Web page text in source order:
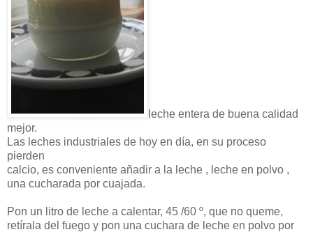
leche entera de buena calidad
mejor.
Las leches industriales de hoy en día, en su proceso
pierden
calcio, es conveniente añadir a la leche , leche en polvo ,
una cucharada por cuajada.
Pon un litro de leche a calentar, 45 /60 º, que no queme,
retírala del fuego y pon una cuchara de leche en polvo por